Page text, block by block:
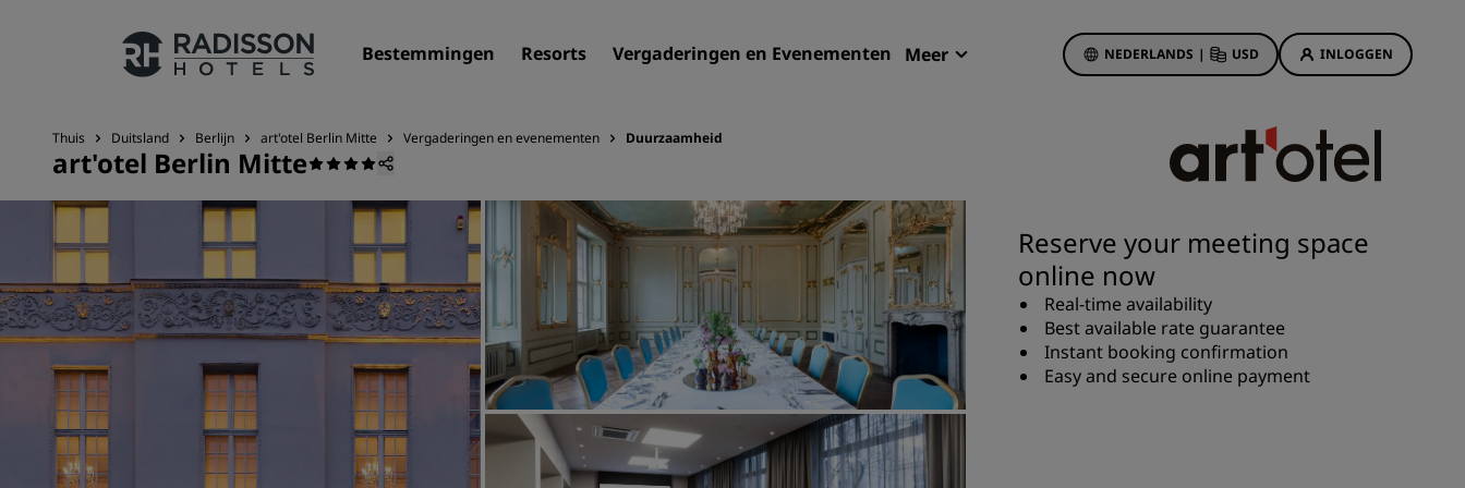
Bestemmingen Resorts Vergaderingen en Evenementen Meer NEDERLANDS | USD INLOGGEN
Onze merken
Bestemmingen
Resorts
Serviceappartementen
Luchthavenhotels
Nieuwe toekomstige hotels
Vergaderingen en
evenementen
Ontdek Radisson Meetings
Hotelaanbiedingen
Het is direct raak
Deals of the Day
Vooruitboeken
Bekijk onze arrangementen
Thuis Duitsland Berlijn art'otel Berlin Mitte Vergaderingen en evenementen Duurzaamheid
art'otel Berlin Mitte
Reserve your meeting space
online now
Real-time availability
Best available rate guarantee
Instant booking confirmation
Easy and secure online payment